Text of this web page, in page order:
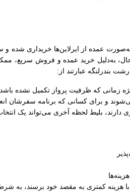
عمده از ایرلاین‌ها خریداری شده
به‌دلیل خرید عمده و فروش سریع،
بندرلنگه عبارتند از:
زمانی که ظرفیت پرواز تکمیل نشده باشد.
و برای کسانی که برنامه سفرشان
دارند، بلیط لحظه آخری می‌تواند یک
کمتری به مقصد خود برسند، به